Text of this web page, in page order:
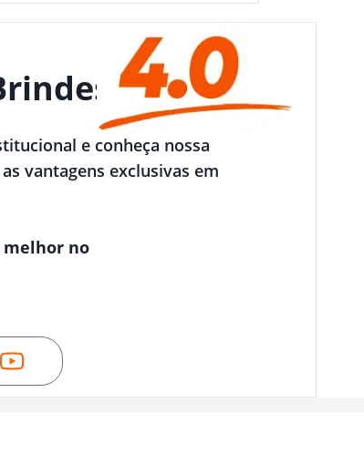
e conheça nossa
vantagens exclusivas em
melhor no